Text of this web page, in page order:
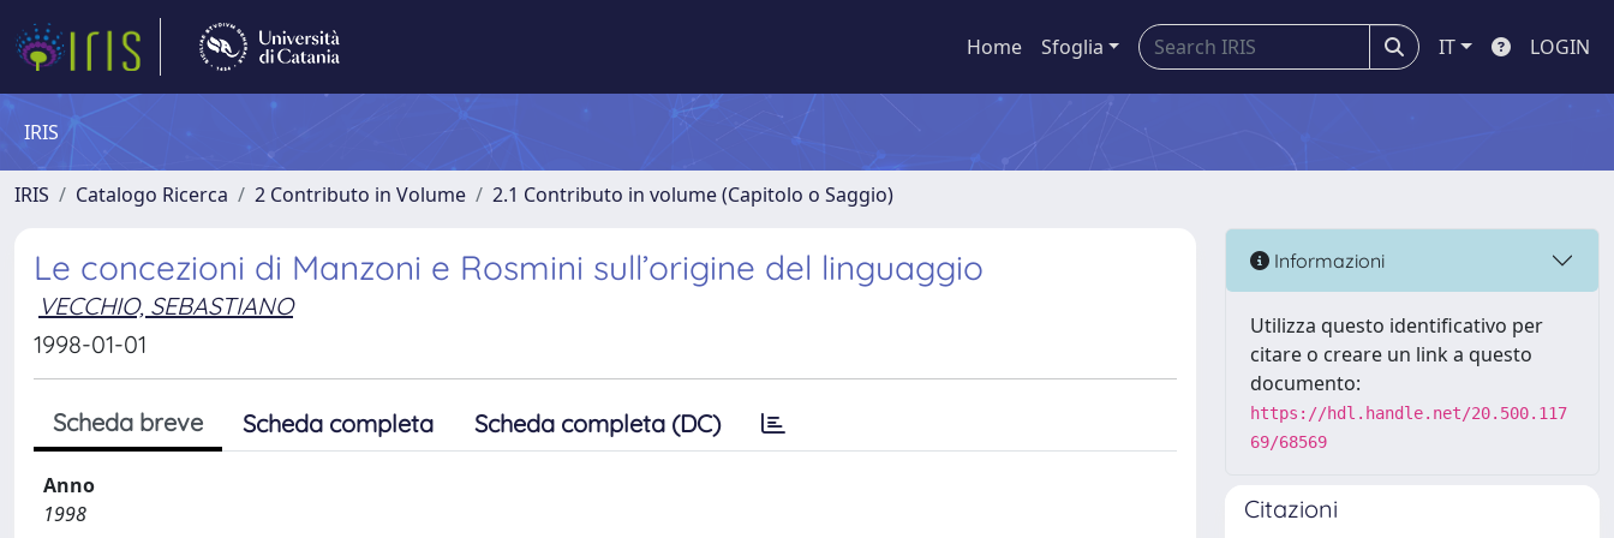
Home Sfoglia IT LOGIN
IRIS
IRIS Catalogo Ricerca 2 Contributo in Volume 2.1 Contributo in volume (Capitolo o Saggio)
Le concezioni di Manzoni e Rosmini sull’origine del linguaggio
VECCHIO, SEBASTIANO
1998-01-01
Scheda breve Scheda completa Scheda completa (DC)
Anno
1998
Informazioni
Utilizza questo identificativo per
citare o creare un link a questo
documento:
https://hdl.handle.net/20.500.117
69/68569
Citazioni